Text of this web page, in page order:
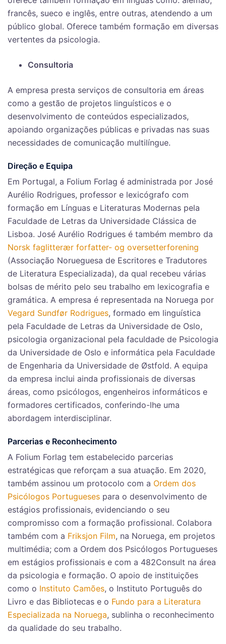
francês, sueco e inglês, entre outras, atendendo a um
público global. Oferece também formação em diversas
vertentes da psicologia.
Consultoria
A empresa presta serviços de consultoria em áreas
como a gestão de projetos linguísticos e o
desenvolvimento de conteúdos especializados,
apoiando organizações públicas e privadas nas suas
necessidades de comunicação multilíngue.
Direção e Equipa
Em Portugal, a Folium Forlag é administrada por José
Aurélio Rodrigues, professor e lexicógrafo com
formação em Línguas e Literaturas Modernas pela
Faculdade de Letras da Universidade Clássica de
Lisboa. José Aurélio Rodrigues é também membro da
Norsk faglitterær forfatter- og oversetterforening
(Associação Norueguesa de Escritores e Tradutores
de Literatura Especializada), da qual recebeu várias
bolsas de mérito pelo seu trabalho em lexicografia e
gramática. A empresa é representada na Noruega por
Vegard Sundfør Rodrigues, formado em linguística
pela Faculdade de Letras da Universidade de Oslo,
psicologia organizacional pela faculdade de Psicologia
da Universidade de Oslo e informática pela Faculdade
de Engenharia da Universidade de Østfold. A equipa
da empresa inclui ainda profissionais de diversas
áreas, como psicólogos, engenheiros informáticos e
formadores certificados, conferindo-lhe uma
abordagem interdisciplinar.
Parcerias e Reconhecimento
A Folium Forlag tem estabelecido parcerias
estratégicas que reforçam a sua atuação. Em 2020,
também assinou um protocolo com a Ordem dos
Psicólogos Portugueses para o desenvolvimento de
estágios profissionais, evidenciando o seu
compromisso com a formação profissional. Colabora
também com a Friksjon Film, na Noruega, em projetos
multimédia; com a Ordem dos Psicólogos Portugueses
em estágios profissionais e com a 482Consult na área
da psicologia e formação. O apoio de instituições
como o Instituto Camões, o Instituto Português do
Livro e das Bibliotecas e o Fundo para a Literatura
Especializada na Noruega, sublinha o reconhecimento
da qualidade do seu trabalho.